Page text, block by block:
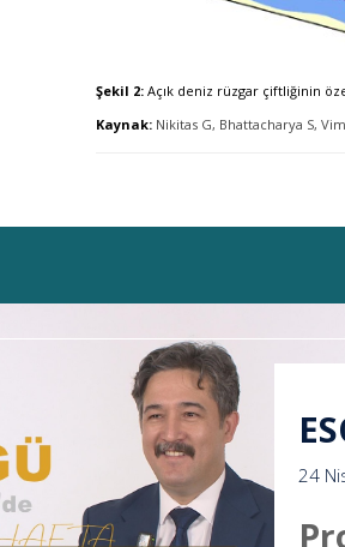
Şekil 2:Açık deniz rüzgar çiftliğinin
Kaynak:Nikitas G, Bhattacharya S,
24